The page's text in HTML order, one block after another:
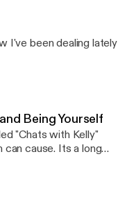
I've been dealing lately
Being Yourself
"Chats with Kelly"
cause. Its a long